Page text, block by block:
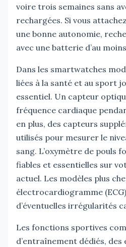
voire trois semaines sans
rechargées. Si vous
une bonne autonomie,
avec une batterie d’au
Dans les smartwatches
liées à la santé et au sport
essentiel. Un capteur
fréquence cardiaque
en plus, des capteurs
utilisés pour mesurer le
sang. L’oxymètre de pouls
fiables et essentielles sur
actuel. Les modèles plus
électrocardiogramme
d’éventuelles irrégularités
Les fonctions sportives
d’entraînement dédiés, des